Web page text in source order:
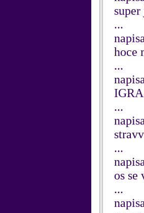
super
...
hoce
...
...
...
os se
...